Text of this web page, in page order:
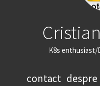
K8s enthusiast/
contact despre